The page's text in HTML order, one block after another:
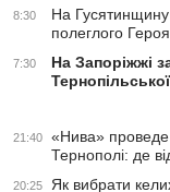
8:30
На
полеглого Героя
7:30
На Запоріжжі
21:40
«Нива»
Тернополі: де
20:25 Як вибрати